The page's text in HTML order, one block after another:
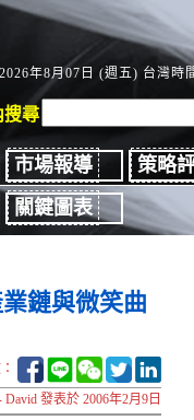
2026年8月07日 (週五) 台灣時
搜尋
市場報導
策略
關鍵圖表
鏈與微笑曲
發表於 2006年2月9日